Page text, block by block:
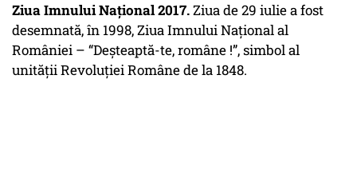
Ziua Imnului Național 2017.Ziua de 29 iulie a fost
desemnată, în 1998, Ziua Imnului Naţional al
României – “Deşteaptă-te, române !”, simbol al
unităţii Revoluţiei Române de la 1848.